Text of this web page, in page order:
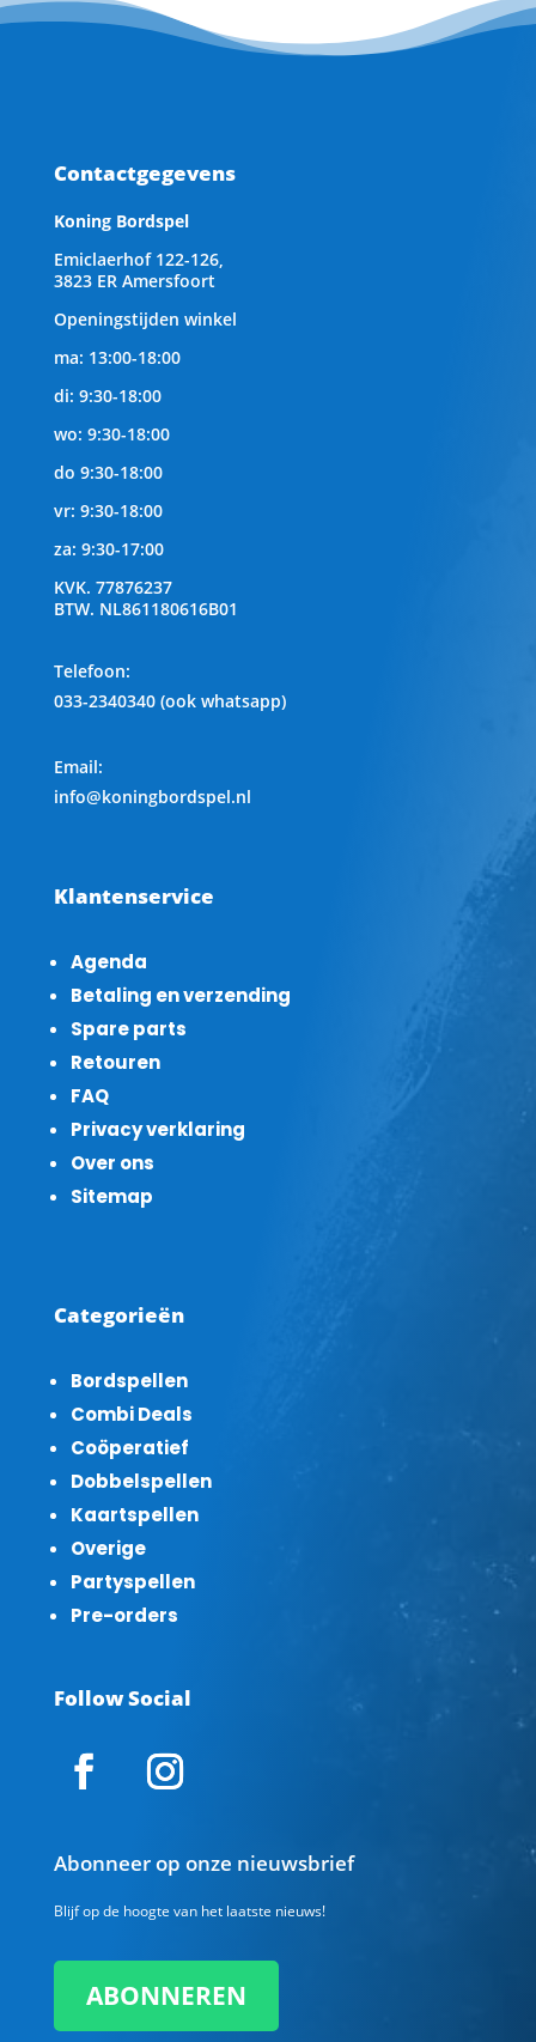
Contactgegevens
Koning Bordspel
Emiclaerhof 122-126,
3823 ER Amersfoort
Openingstijden winkel
ma: 13:00-18:00
di: 9:30-18:00
wo: 9:30-18:00
do 9:30-18:00
vr: 9:30-18:00
za: 9:30-17:00
KVK. 77876237
BTW. NL861180616B01
Telefoon:
033-2340340 (ook whatsapp)
Email:
info@koningbordspel.nl
Klantenservice
Agenda
Betaling en verzending
Spare parts
Retouren
FAQ
Privacy verklaring
Over ons
Sitemap
Categorieën
Bordspellen
Combi Deals
Coöperatief
Dobbelspellen
Kaartspellen
Overige
Partyspellen
Pre-orders
Follow Social
Abonneer op onze nieuwsbrief
Blijf op de hoogte van het laatste nieuws!
ABONNEREN